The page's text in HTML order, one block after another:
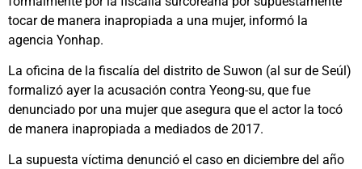
tocar de manera inapropiada a una mujer, informó la
agencia Yonhap.
La oficina de la fiscalía del distrito de Suwon (al sur de Seúl)
formalizó ayer la acusación contra Yeong-su, que fue
denunciado por una mujer que asegura que el actor la tocó
de manera inapropiada a mediados de 2017.
La supuesta víctima denunció el caso en diciembre del año